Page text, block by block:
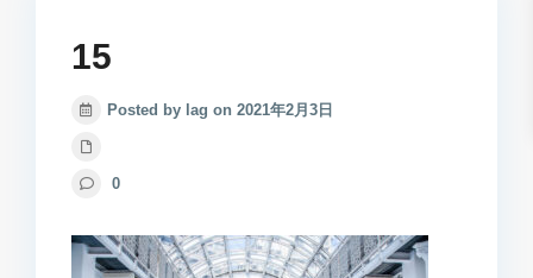
15
Posted by lag on 2021年2月3日
0